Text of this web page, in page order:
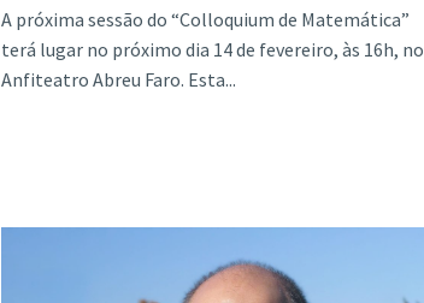
A próxima sessão do “Colloquium de Matemática”
terá lugar no próximo dia 14 de fevereiro, às 16h, no
Anfiteatro Abreu Faro. Esta...